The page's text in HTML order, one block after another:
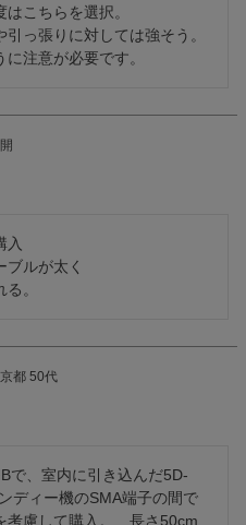
こちらを選択。
っ張りに対しては強そう。
注意が必要です。
入
ルが太く
都 50代
で、室内に引き込んだ5D-
ディー機のSMA端子の間で
考慮して購入。　長さ50cm